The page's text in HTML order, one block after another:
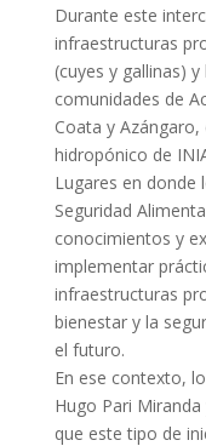
Durante este
infraestructuras
(cuyes y gallinas)
comunidades de
Coata y
hidropónico de
Lugares en donde
Seguridad
conocimientos y
implementar
infraestructuras
bienestar y la
el futuro.
En ese contexto,
Hugo Pari
que este tipo de